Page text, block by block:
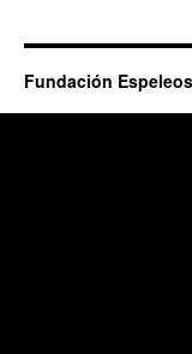
Fundación